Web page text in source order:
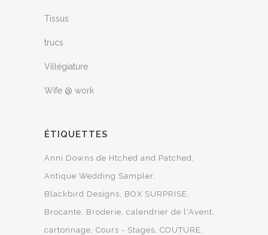
Tissus
trucs
Villégiature
Wife @ work
ÉTIQUETTES
Anni Downs de Htched and Patched
Antique Wedding Sampler
Blackbird Designs
BOX SURPRISE
Brocante
Broderie calendrier de l'Avent
cartonnage Cours - Stages COUTURE